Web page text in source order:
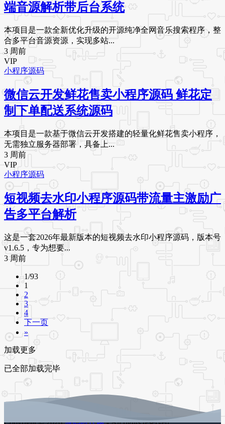
端音源解析带后台系统
本项目是一款全新优化升级的开源纯净全网音乐搜索程序，整
合多平台音源资源，实现多站...
3 周前
VIP
小程序源码
微信云开发鲜花售卖小程序源码 鲜花定
制下单配送系统源码
本项目是一款基于微信云开发搭建的轻量化鲜花售卖小程序，
无需独立服务器部署，具备上...
3 周前
VIP
小程序源码
短视频去水印小程序源码带流量主激励广
告多平台解析
这是一套2026年最新版本的短视频去水印小程序源码，版本号
v1.6.5，专为想要...
3 周前
1/93
1
2
3
4
下一页
»
加载更多
已全部加载完毕
Copyright © 2026源码时代网- All rights reserved